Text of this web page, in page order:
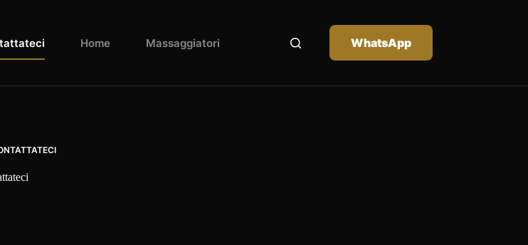
Home Massaggiatori WhatsApp